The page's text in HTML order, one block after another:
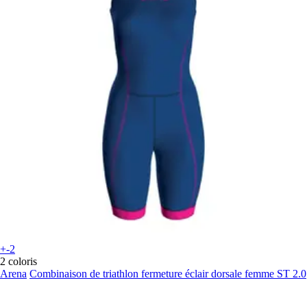
+-2
2 coloris
Arena Combinaison de triathlon fermeture éclair dorsale femme ST 2.0